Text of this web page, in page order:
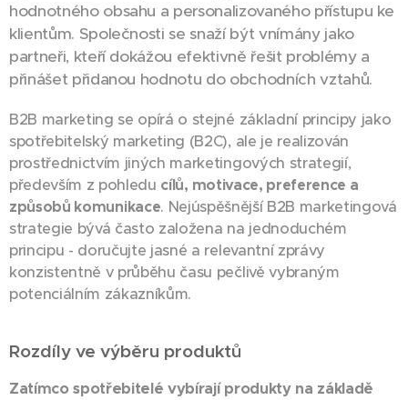
hodnotného obsahu a personalizovaného přístupu ke
klientům. Společnosti se snaží být vnímány jako
partneři, kteří dokážou efektivně řešit problémy a
přinášet přidanou hodnotu do obchodních vztahů.
B2B marketing se opírá o stejné základní principy jako
spotřebitelský marketing (B2C), ale je realizován
prostřednictvím jiných marketingových strategií,
především z pohledu cílů, motivace, preference a
způsobů komunikace. Nejúspěšnější B2B marketingová
strategie bývá často založena na jednoduchém
principu - doručujte jasné a relevantní zprávy
konzistentně v průběhu času pečlivě vybraným
potenciálním zákazníkům.
Rozdíly ve výběru produktů
Zatímco spotřebitelé vybírají produkty na základě